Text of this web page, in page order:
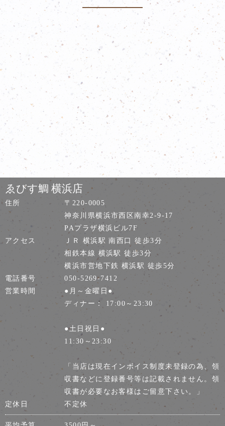
ゑびす鯛 横浜店
住所
〒220-0005
神奈川県横浜市西区南幸2-9-17
PAプラザ横浜ビル7F
アクセス
ＪＲ 横浜駅 南西口 徒歩3分
相鉄本線 横浜駅 徒歩3分
横浜市営地下鉄 横浜駅 徒歩5分
電話番号
050-5269-7412
営業時間
●月～金曜日●
ディナー： 17:00～23:30
●土日祝日●
11:30～23:30
「当店は現在インボイス制度未登録の為、領
収書などに登録番号等は記載されません。領
収書が必要なお客様はご留意下さい。」
定休日
不定休